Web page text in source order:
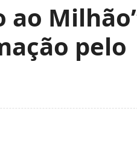
ao
pelo